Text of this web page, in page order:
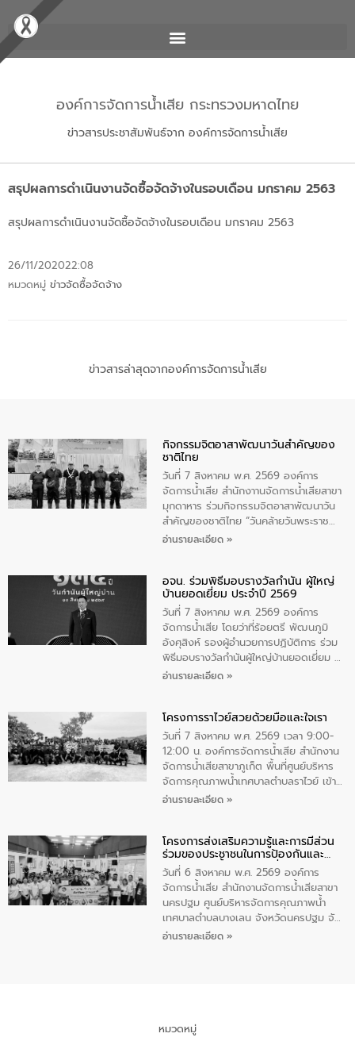
องค์การจัดการน้ำเสีย กระทรวงมหาดไทย
ข่าวสารประชาสัมพันธ์จาก องค์การจัดการน้ำเสีย
สรุปผลการดำเนินงานจัดซื้อจัดจ้างในรอบเดือน มกราคม 2563
สรุปผลการดำเนินงานจัดซื้อจัดจ้างในรอบเดือน มกราคม 2563
26/11/202022:08
หมวดหมู่ ข่าวจัดซื้อจัดจ้าง
ข่าวสารล่าสุดจากองค์การจัดการน้ำเสีย
กิจกรรมจิตอาสาพัฒนาวันสําคัญของ
ชาติไทย
วันที่ 7 สิงหาคม พ.ศ. 2569 องค์การ
จัดการน้ำเสีย สำนักงาานจัดการน้ำเสียสาขา
มุกดาหาร ร่วมกิจกรรมจิตอาสาพัฒนาวัน
สําคัญของชาติไทย “วันคล้ายวันพระราช
สมภพ สมเด็จพระนางเจ้าสิริกิติ์พระบรม
ทิพย์คำ รองผู้ว่าราชการจังหวัดมุกดาหาร
เป็นประธานในพิธี ณ เรือนจําชั่วคราวนาโสก
ตําบลนาโสก อําเภอเมืองมุกดาหาร จังหวัด
มุกดาหาร โดยในกิจกรรมได้ร่วมปลูกป่า และ
ทําความสะอาดภายในบริเวณ จัดกิจกรรม
เพื่อถวายเป็นพระราชกุศล สมเด็จพระนาง
เจ้าสิริกิติ์พระบรมราชินีนาถ พระบรมราช
อ่านรายละเอียด »
อจน. ร่วมพิธีมอบรางวัลกำนัน ผู้ใหญ่
บ้านยอดเยี่ยม ประจำปี 2569
วันที่ 7 สิงหาคม พ.ศ. 2569 องค์การ
จัดการน้ำเสีย โดยว่าที่ร้อยตรี พัฒนภูมิ
อังศุสิงห์ รองผู้อำนวยการปฏิบัติการ ร่วม
พิธีมอบรางวัลกำนันผู้ใหญ่บ้านยอดเยี่ยม ณ
ทำเนียบรัฐบาล โดยมีนายอนุทิน ชาญวีรกูล
ทองคำและประกาศเกียรติคุณให้แก่ กำนัน
ผู้ใหญ่บ้านยอดเยี่ยม พร้อมกล่าวชื่นชม ให้
โอวาท และมอบนโยบาย
อ่านรายละเอียด »
โครงการราไวย์สวยด้วยมือและใจเรา
วันที่ 7 สิงหาคม พ.ศ. 2569 เวลา 9:00-
12:00 น. องค์การจัดการน้ำเสีย สำนักงาน
จัดการน้ำเสียสาขาภูเก็ต พื้นที่ศูนย์บริหาร
จัดการคุณภาพน้ำเทศบาลตำบลราไวย์ เข้า
ร่วมโครงการราไวย์สวยด้วยมือและใจเรา
ประชาชน ตัวแทนจากโรงแรมต่างๆ ในเขต
เทศบาลตำบลราไวย์ ศูนย์บริหารจัดการ
คุณภาพน้ำเทศบาลตำบลราไวย์ นำโดยนาย
น้อย แก้วเศษ ผู้จัดการสำนักงานจัดการน้ำ
เสียสาขาภูเก็ต พร้อมด้วยเจ้าหน้าที่ จำนวน
5 คน ร่วมทำกิจกรรม ทำความสะอาด
ชายหาดและแหล่งท่องเที่ยว ณ บริเวณ
อ่านรายละเอียด »
โครงการส่งเสริมความรู้และการมีส่วน
ร่วมของประชาชนในการป้องกันและ
แก้ไขปัญหาน้ำเสียอย่างยั่งยืน
วันที่ 6 สิงหาคม พ.ศ. 2569 องค์การ
จัดการน้ำเสีย สำนักงานจัดการน้ำเสียสาขา
นครปฐม ศูนย์บริหารจัดการคุณภาพน้ำ
เทศบาลตำบลบางเลน จังหวัดนครปฐม จัด
กิจกรรมภายใต้โครงการส่งเสริมความรู้และ
จัดการน้ำเสียและสร้างจิตสำนึกในการ
อนุรักษ์สิ่งแวดล้อม ในหัวข้อ “น้ำเสียชุมชน
อ่านรายละเอียด »
หมวดหมู่